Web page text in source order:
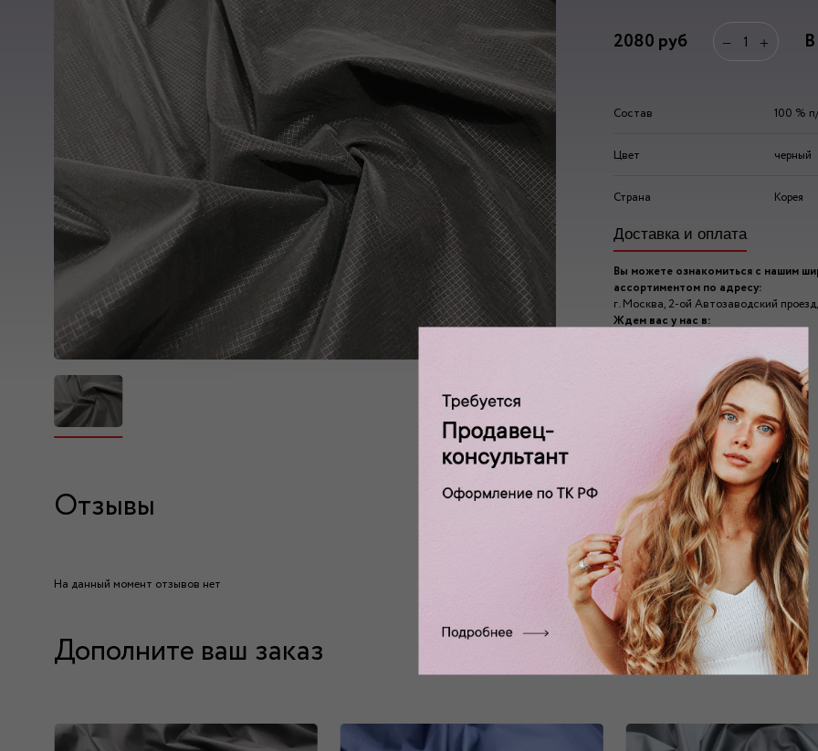
2080 руб − +
Состав 100 %
Цвет черный
Страна Корея
Доставка и оплата
Вы можете ознакомиться с нашим
ассортиментом по адресу:
г. Москва, 2-ой Автозаводский
Ждем вас у нас в:
сб/вс: 10.00 - 19.00/18.00
Отзывы
На данный момент отзывов нет
Дополните ваш заказ